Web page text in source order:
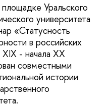
Уральского
университета
«Статусность
в российских
- начала XX
совместными
истории